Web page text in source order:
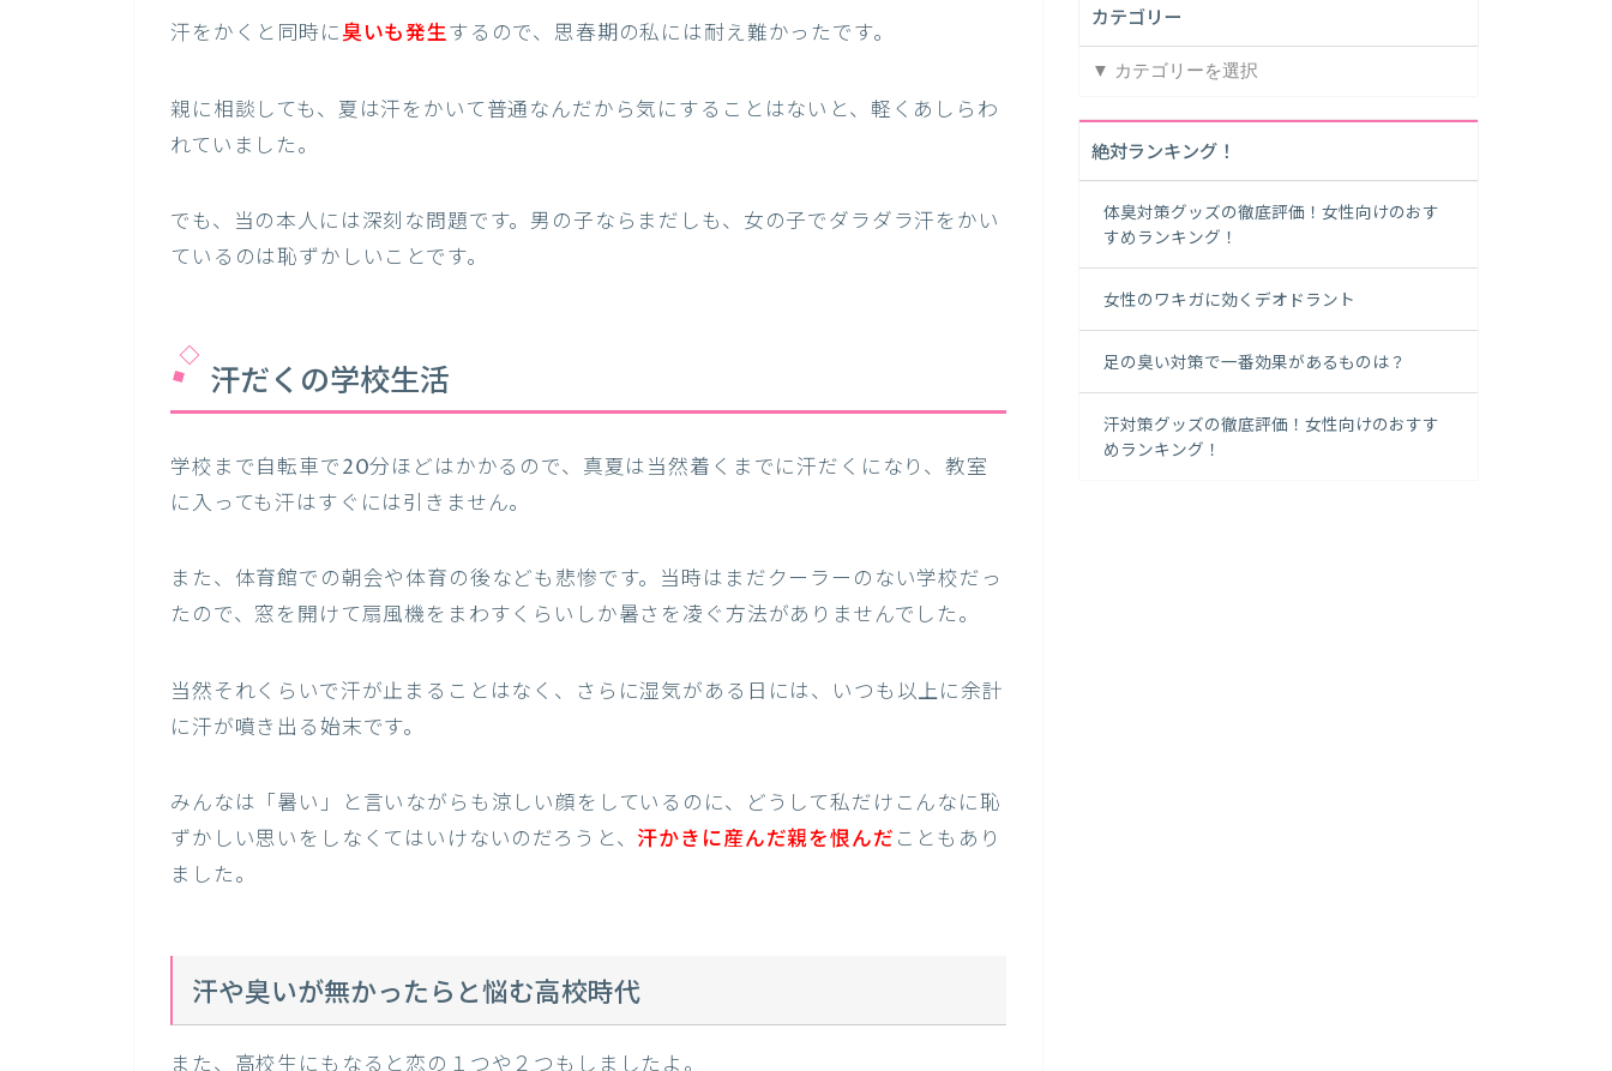
汗をかくと同時に臭いも発生するので、思春期の私には耐え難かったです。
親に相談しても、夏は汗をかいて普通なんだから気にすることはないと、軽くあしらわ
れていました。
でも、当の本人には深刻な問題です。男の子ならまだしも、女の子でダラダラ汗をかい
ているのは恥ずかしいことです。
汗だくの学校生活
学校まで自転車で20分ほどはかかるので、真夏は当然着くまでに汗だくになり、教室
に入っても汗はすぐには引きません。
また、体育館での朝会や体育の後なども悲惨です。当時はまだクーラーのない学校だっ
たので、窓を開けて扇風機をまわすくらいしか暑さを凌ぐ方法がありませんでした。
当然それくらいで汗が止まることはなく、さらに湿気がある日には、いつも以上に余計
に汗が噴き出る始末です。
みんなは「暑い」と言いながらも涼しい顔をしているのに、どうして私だけこんなに恥
ずかしい思いをしなくてはいけないのだろうと、 汗かきに産んだ親を恨んだ こともあり
ました。
汗や臭いが無かったらと悩む高校時代
カテゴリー
カ
ゴ
リ
ー
絶対ランキング！
体臭対策グッズの徹底評価！女性向けのおす
すめランキング！
女性のワキガに効くデオドラント
足の臭い対策で一番効果があるものは？
汗対策グッズの徹底評価！女性向けのおすす
めランキング！